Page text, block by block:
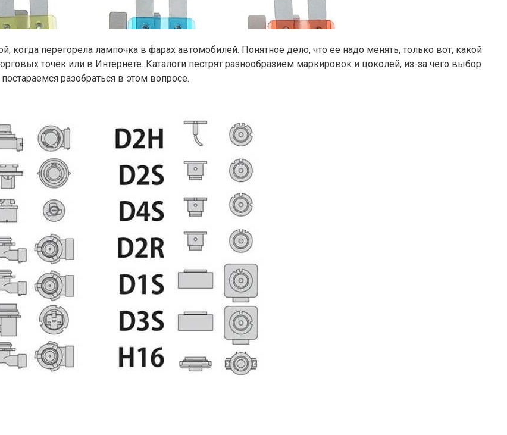
перегорела лампочка в фарах автомобилей. Понятное дело, что ее надо менять, только вот, какой
точек или в Интернете. Каталоги пестрят разнообразием маркировок и цоколей, из-за чего выбор
разобраться в этом вопросе.